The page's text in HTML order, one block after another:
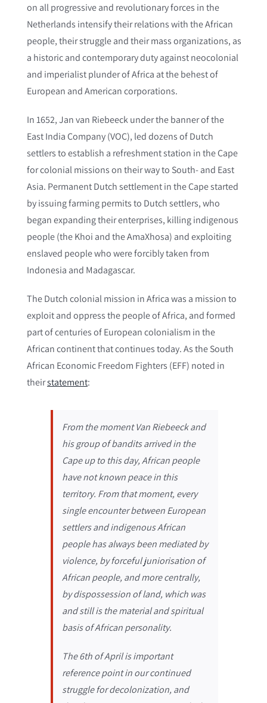
on all progressive and revolutionary forces in the
Netherlands intensify their relations with the African
people, their struggle and their mass organizations, as
a historic and contemporary duty against neocolonial
and imperialist plunder of Africa at the behest of
European and American corporations.
In 1652, Jan van Riebeeck under the banner of the
East India Company (VOC), led dozens of Dutch
settlers to establish a refreshment station in the Cape
for colonial missions on their way to South- and East
Asia. Permanent Dutch settlement in the Cape started
by issuing farming permits to Dutch settlers, who
began expanding their enterprises, killing indigenous
people (the Khoi and the AmaXhosa) and exploiting
enslaved people who were forcibly taken from
Indonesia and Madagascar.
The Dutch colonial mission in Africa was a mission to
exploit and oppress the people of Africa, and formed
part of centuries of European colonialism in the
African continent that continues today. As the South
African Economic Freedom Fighters (EFF) noted in
theirstatement:
From the moment Van Riebeeck and
his group of bandits arrived in the
Cape up to this day, African people
have not known peace in this
territory. From that moment, every
single encounter between European
settlers and indigenous African
people has always been mediated by
violence, by forceful juniorisation of
African people, and more centrally,
by dispossession of land, which was
and still is the material and spiritual
basis of African personality.
The 6th of April is important
reference point in our continued
struggle for decolonization, and